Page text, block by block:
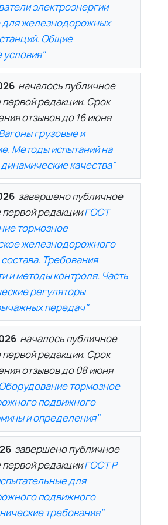
электроэнергии
для железнодорожных
Общие
условия"
началось публичное
редакции. Срок
отзывов до 16 июня
грузовые и
Методы испытаний на
качества"
завершено публичное
редакцииГОСТ
тормозное
железнодорожного
Требования
и методы контроля. Часть
регуляторы
передач"
началось публичное
редакции. Срок
отзывов до 08 июня
тормозное
подвижного
и определения"
завершено публичное
редакцииГОСТ Р
для
подвижного
требования"